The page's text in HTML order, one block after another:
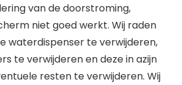
van de doorstroming,
niet goed werkt. Wij raden
waterdispenser te verwijderen,
te verwijderen en deze in azijn
resten te verwijderen. Wij